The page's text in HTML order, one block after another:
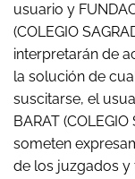
usuario y
(COLEGIO
interpretarán de
la solución de
suscitarse, el
BARAT
someten
de los juzgados y